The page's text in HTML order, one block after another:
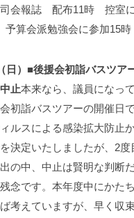
会報誌 配布11時 控室
算会派勉強会に参加15
日）■後援会初詣バスツア
止本来なら、議員になっ
初詣バスツアーの開催日
ルスによる感染拡大防止
決定いたしましたが、2
の中、中止は賢明な判断
念です。本年度中にかた
考えていますが、早く収